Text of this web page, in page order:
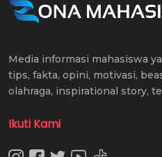
Media informasi mahasiswa
tips, fakta, opini, motivasi,
olahraga, inspirational story,
Ikuti Kami